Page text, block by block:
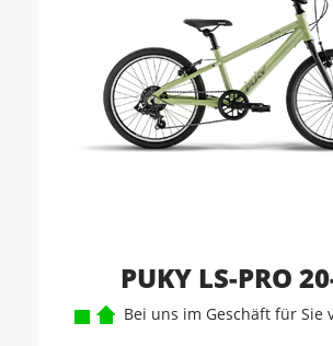
PUKY LS-PRO
Bei uns im Geschäft für Sie